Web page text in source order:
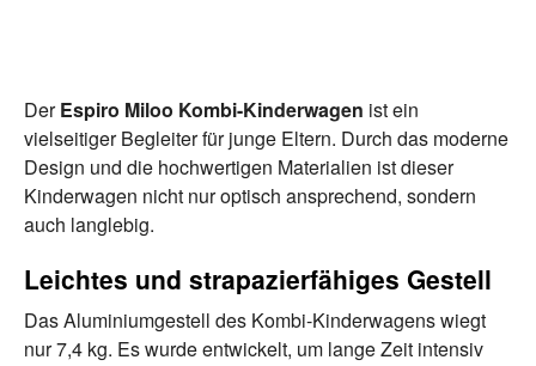
DerEspiro Miloo Kombi-Kinderwagen ist ein
vielseitiger Begleiter für junge Eltern. Durch das moderne
Design und die hochwertigen Materialien ist dieser
Kinderwagen nicht nur optisch ansprechend, sondern
auch langlebig.
Leichtes und strapazierfähiges Gestell
Das Aluminiumgestell des Kombi-Kinderwagens wiegt
nur 7,4 kg. Es wurde entwickelt, um lange Zeit intensiv